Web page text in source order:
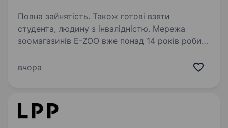
Повна зайнятість. Також готові взяти
студента, людину з інвалідністю. Мережа
зоомагазинів E-ZOO вже понад 14 років робить
легше і впевненіше, а їх вихованців —
вчора